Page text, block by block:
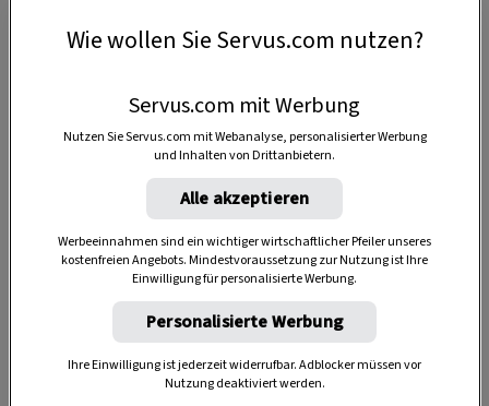
Wie wollen Sie Servus.com nutzen?
Servus.com mit Werbung
Nutzen Sie Servus.com mit Webanalyse, personalisierter Werbung
und Inhalten von Drittanbietern.
Alle akzeptieren
Werbeeinnahmen sind ein wichtiger wirtschaftlicher Pfeiler unseres
kostenfreien Angebots. Mindestvoraussetzung zur Nutzung ist Ihre
Einwilligung für personalisierte Werbung.
Personalisierte Werbung
Ihre Einwilligung ist jederzeit widerrufbar. Adblocker müssen vor
Nutzung deaktiviert werden.